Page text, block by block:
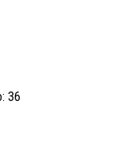
36